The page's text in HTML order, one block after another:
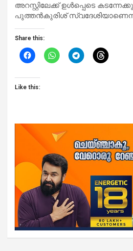
അറസ്റ്റിലേക്ക് ഉള്‍പ്പെടെ
പുത്തന്‍കുരിശ്
Share this:
Like this: